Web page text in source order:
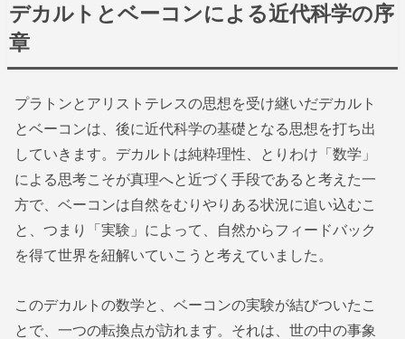
デカルトとベーコンによる近代科学の序
章
プラトンとアリストテレスの思想を受け継いだデカルト
とベーコンは、後に近代科学の基礎となる思想を打ち出
していきます。デカルトは純粋理性、とりわけ「数学」
による思考こそが真理へと近づく手段であると考えた一
方で、ベーコンは自然をむりやりある状況に追い込むこ
と、つまり「実験」によって、自然からフィードバック
を得て世界を紐解いていこうと考えていました。
このデカルトの数学と、ベーコンの実験が結びついたこ
とで、一つの転換点が訪れます。それは、世の中の事象